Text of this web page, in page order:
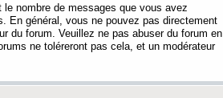
le nombre de messages que vous avez
En général, vous ne pouvez pas directement
du forum. Veuillez ne pas abuser du forum en
ne toléreront pas cela, et un modérateur